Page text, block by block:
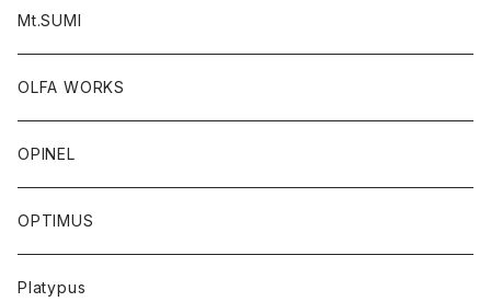
Mt.SUMI
OLFA WORKS
OPINEL
OPTIMUS
Platypus